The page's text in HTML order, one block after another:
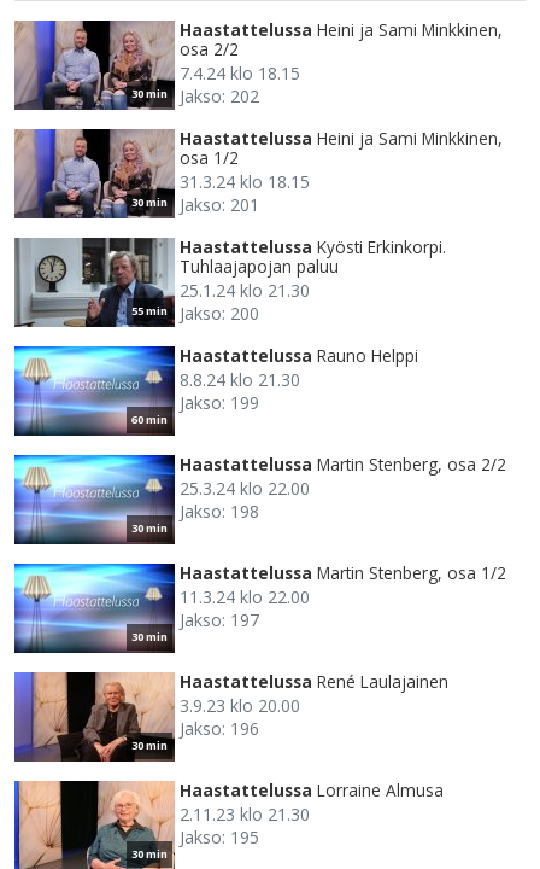
30 min
Haastattelussa Heini ja Sami Minkkinen,
osa 2/2
7.4.24 klo 18.15
Jakso: 202
30 min
Haastattelussa Heini ja Sami Minkkinen,
osa 1/2
31.3.24 klo 18.15
Jakso: 201
55 min
Haastattelussa Kyösti Erkinkorpi.
Tuhlaajapojan paluu
25.1.24 klo 21.30
Jakso: 200
60 min
Haastattelussa Rauno Helppi
8.8.24 klo 21.30
Jakso: 199
30 min
Haastattelussa Martin Stenberg, osa 2/2
25.3.24 klo 22.00
Jakso: 198
30 min
Haastattelussa Martin Stenberg, osa 1/2
11.3.24 klo 22.00
Jakso: 197
30 min
Haastattelussa René Laulajainen
3.9.23 klo 20.00
Jakso: 196
30 min
Haastattelussa Lorraine Almusa
2.11.23 klo 21.30
Jakso: 195